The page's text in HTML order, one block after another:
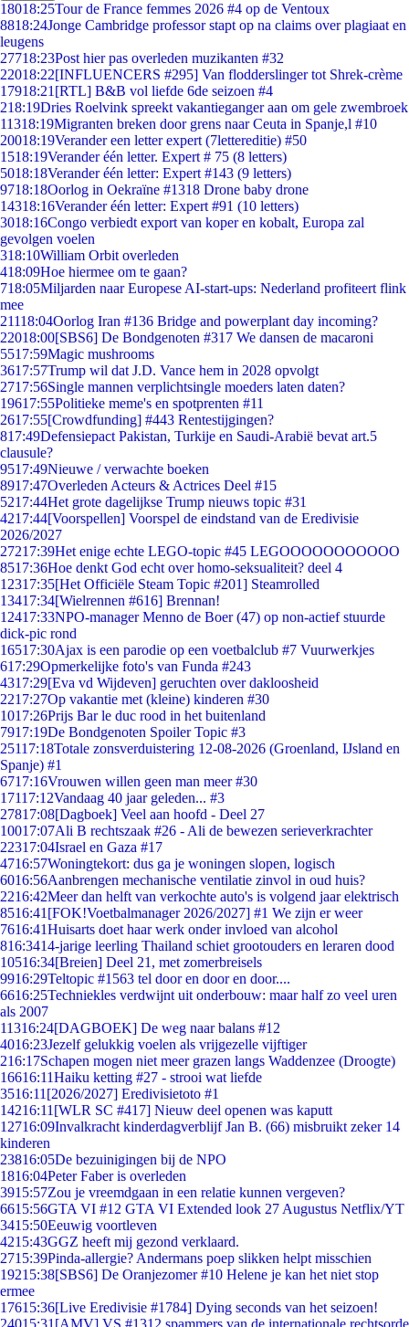
18018:25Tour de France femmes 2026 #4 op de Ventoux
8818:24Jonge Cambridge professor stapt op na claims over plagiaat en
leugens
27718:23Post hier pas overleden muzikanten #32
22018:22[INFLUENCERS #295] Van flodderslinger tot Shrek-crème
17918:21 [RTL] B&B vol liefde 6de seizoen #4
218:19Dries Roelvink spreekt vakantieganger aan om gele zwembroek
11318:19Migranten breken door grens naar Ceuta in Spanje,l #10
20018:19Verander een letter expert (7lettereditie) #50
1518:19Verander één letter. Expert # 75 (8 letters)
5018:18Verander één letter: Expert #143 (9 letters)
9718:18Oorlog in Oekraïne #1318 Drone baby drone
14318:16Verander één letter: Expert #91 (10 letters)
3018:16Congo verbiedt export van koper en kobalt, Europa zal
gevolgen voelen
318:10William Orbit overleden
418:09Hoe hiermee om te gaan?
718:05Miljarden naar Europese AI-start-ups: Nederland profiteert flink
mee
21118:04Oorlog Iran #136 Bridge and powerplant day incoming?
22018:00[SBS6] De Bondgenoten #317 We dansen de macaroni
5517:59Magic mushrooms
3617:57Trump wil dat J.D. Vance hem in 2028 opvolgt
2717:56Single mannen verplichtsingle moeders laten daten?
19617:55Politieke meme's en spotprenten #11
2617:55[Crowdfunding] #443 Rentestijgingen?
817:49Defensiepact Pakistan, Turkije en Saudi-Arabië bevat art.5
clausule?
9517:49Nieuwe / verwachte boeken
8917:47Overleden Acteurs & Actrices Deel #15
5217:44Het grote dagelijkse Trump nieuws topic #31
4217:44[Voorspellen] Voorspel de eindstand van de Eredivisie
2026/2027
27217:39Het enige echte LEGO-topic #45 LEGOOOOOOOOOOO
8517:36Hoe denkt God echt over homo-seksualiteit? deel 4
12317:35[Het Officiële Steam Topic #201] Steamrolled
13417:34[Wielrennen #616] Brennan!
12417:33NPO-manager Menno de Boer (47) op non-actief stuurde
dick-pic rond
16517:30Ajax is een parodie op een voetbalclub #7 Vuurwerkjes
617:29Opmerkelijke foto's van Funda #243
4317:29[Eva vd Wijdeven] geruchten over dakloosheid
2217:27Op vakantie met (kleine) kinderen #30
1017:26Prijs Bar le duc rood in het buitenland
7917:19De Bondgenoten Spoiler Topic #3
25117:18Totale zonsverduistering 12-08-2026 (Groenland, IJsland en
Spanje) #1
6717:16Vrouwen willen geen man meer #30
17117:12Vandaag 40 jaar geleden... #3
27817:08[Dagboek] Veel aan hoofd - Deel 27
10017:07Ali B rechtszaak #26 - Ali de bewezen serieverkrachter
22317:04Israel en Gaza #17
4716:57Woningtekort: dus ga je woningen slopen, logisch
6016:56Aanbrengen mechanische ventilatie zinvol in oud huis?
2216:42Meer dan helft van verkochte auto's is volgend jaar elektrisch
8516:41 [FOK!Voetbalmanager 2026/2027] #1 We zijn er weer
7616:41Huisarts doet haar werk onder invloed van alcohol
816:3414-jarige leerling Thailand schiet grootouders en leraren dood
10516:34[Breien] Deel 21, met zomerbreisels
9916:29Teltopic #1563 tel door en door en door....
6616:25Techniekles verdwijnt uit onderbouw: maar half zo veel uren
als 2007
11316:24[DAGBOEK] De weg naar balans #12
4016:23Jezelf gelukkig voelen als vrijgezelle vijftiger
216:17Schapen mogen niet meer grazen langs Waddenzee (Droogte)
16616:11Haiku ketting #27 - strooi wat liefde
3516:11 [2026/2027] Eredivisietoto #1
14216:11 [WLR SC #417] Nieuw deel openen was kaputt
12716:09Invalkracht kinderdagverblijf Jan B. (66) misbruikt zeker 14
kinderen
23816:05De bezuinigingen bij de NPO
1816:04Peter Faber is overleden
3915:57Zou je vreemdgaan in een relatie kunnen vergeven?
6615:56GTA VI #12 GTA VI Extended look 27 Augustus Netflix/YT
3415:50Eeuwig voortleven
4215:43GGZ heeft mij gezond verklaard.
2715:39Pinda-allergie? Andermans poep slikken helpt misschien
19215:38[SBS6] De Oranjezomer #10 Helene je kan het niet stop
ermee
17615:36[Live Eredivisie #1784] Dying seconds van het seizoen!
24015:31 [AMV] VS #1312 spammers van de internationale rechtsorde